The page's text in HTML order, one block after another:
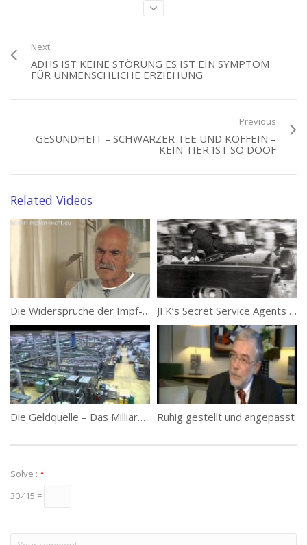
können richtig gefährlich für die Gesundheit sein.Sommer, Sonne,
Kräutertee oder Eistee. Nicht nur im Winter ist für viele Menschen
Tee das Getränk erster Wahl. Auch Kinder sind längst auf den
Geschmack gekommen. Doch zuletzt geriet der Durstlöscher in die
Lebensmittelindustrie Unbequeme
Tags:Pestizide,Tee
Next
ADHS IST KEINE STÖRUNG ES IST EIN SYMPTOM
FÜR UNMENSCHLICHE ERZIEHUNG
Previous
GESUNDHEIT – SCHWARZER TEE UND KOFFEIN –
KEIN TIER IST SO DOOF
Related Videos
Die Widersprüche der Impf-Hypothese – Dr. med. F.P. Graf JFK’s Secret Service Agents Break Their Silence
Die Geldquelle – Das Milliardengeschäft mit dem Wasser Ruhig gestellt und angepasst
Solve : *
30 ⁄ 15 =